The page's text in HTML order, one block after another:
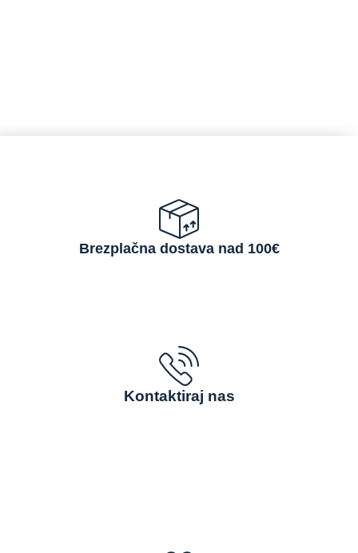
Brezplačna dostava nad 100€
Kontaktiraj nas